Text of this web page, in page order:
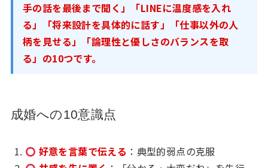
手の話を最後まで聞く」「LINEに温度感を入れ
る」「将来設計を具体的に話す」「仕事以外の人
柄を見せる」「論理性と優しさのバランスを取
る」の10つです。
成婚への10意識点
好意を言葉で伝える ：典型的弱点の克服